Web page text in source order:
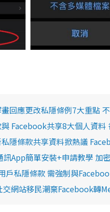
回應更改私隱條例7大重點
Facebook共享8大個人資
私隱條款共享資料掀熱議
訊App簡單安裝+申請教學 加
戶私隱條款 需強制與
交網站移民潮棄Facebook